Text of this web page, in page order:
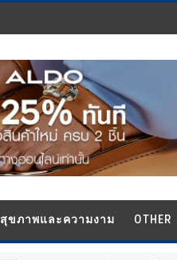
สุขภาพและความงาม OTHER